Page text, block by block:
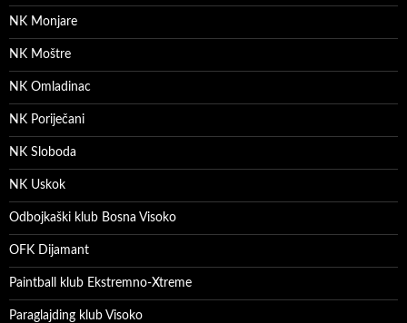
NK Monjare
NK Moštre
NK Omladinac
NK Poriječani
NK Sloboda
NK Uskok
Odbojkaški klub Bosna Visoko
OFK Dijamant
Paintball klub Ekstremno-Xtreme
Paraglajding klub Visoko